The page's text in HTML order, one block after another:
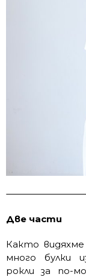
Две части
Както
много булки
рокли за по-